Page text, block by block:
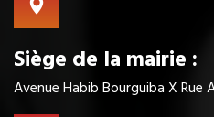
Siège de la mairie :
Avenue Habib Bourguiba X Rue